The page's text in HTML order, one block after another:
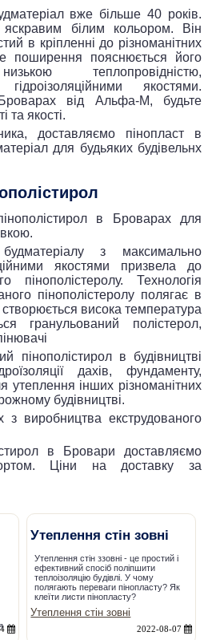
вже більше 40 років.
яскравим білим кольором. Він
в кріпленні до різноманітних
поширення пояснюється його
теплопровідністю,
якостями.
від Альфа-М, будьте
та якості.
доставляємо пінопласт в
для будьяких будівельнх
в Броварах для
з максимально
якостями призвела до
пінополістеролу. Технологія
пінополістеролу полягає в
висока температура
гранульований полістерол,
пінополістирол в будівництві
дахів, фундаменту,
утеплення інших різноманітних
будівництві.
виробництва екструдованого
Ціни на доставку за
Утеплення стін зовні
Утеплення стін ззовні - це простий і
ефективний спосіб поліпшити
теплоізоляцію будівлі. У чому
полягають переваги пінопласту? Як
клеїти листи пінопласту?
Утеплення стін зовні
2022-08-07